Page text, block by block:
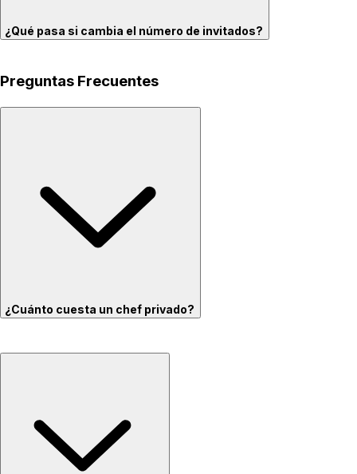
¿Qué pasa si cambia el número de invitados?
Preguntas Frecuentes
¿Cuánto cuesta un chef privado?